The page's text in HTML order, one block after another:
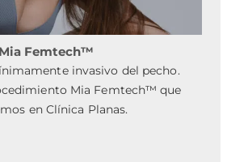
Mia Femtech™
invasivo del pecho.
Mia Femtech™ que
en Clínica Planas.